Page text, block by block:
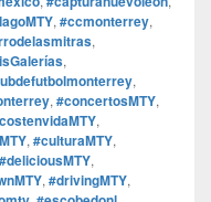
, #ccmonterrey,
,
,
,
, #concertosMTY,
,
, #culturaMTY,
#deliciousMTY,
, #drivingMTY,